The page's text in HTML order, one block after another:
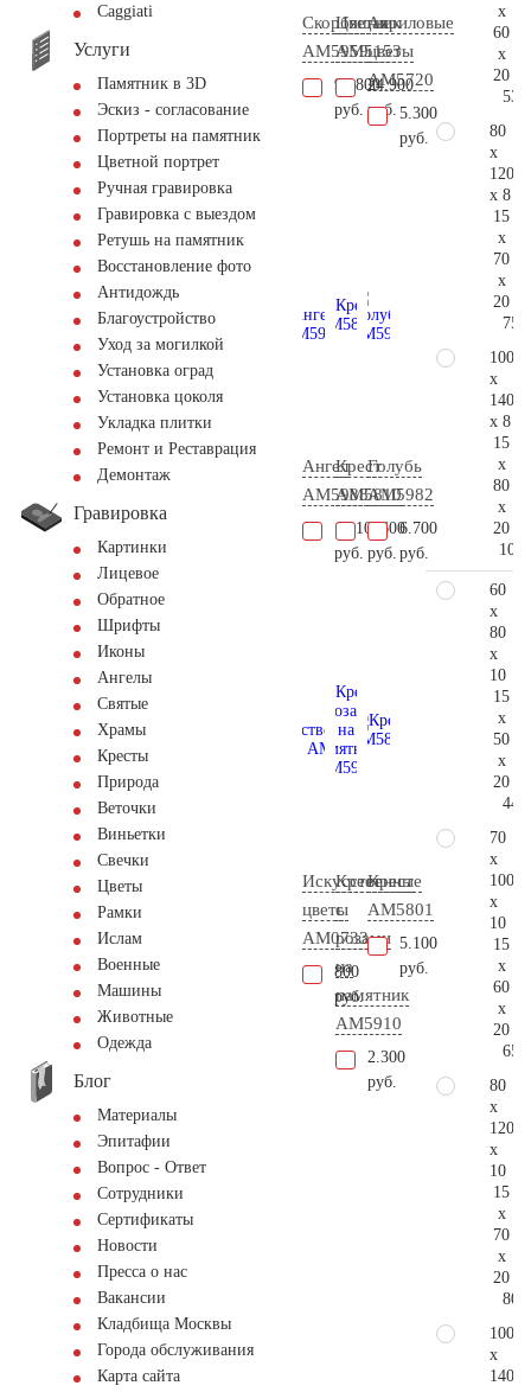
Сaggiati
Услуги
Памятник в 3D
Эскиз - согласование
Портреты на памятник
Цветной портрет
Ручная гравировка
Гравировка с выездом
Ретушь на памятник
Восстановление фото
Антидождь
Благоустройство
Уход за могилкой
Установка оград
Установка цоколя
Укладка плитки
Ремонт и Реставрация
Демонтаж
Гравировка
Картинки
Лицевое
Обратное
Шрифты
Иконы
Ангелы
Святые
Храмы
Кресты
Природа
Веточки
Виньетки
Свечки
Цветы
Рамки
Ислам
Военные
Машины
Животные
Одежда
Блог
Материалы
Эпитафии
Вопрос - Ответ
Сотрудники
Сертификаты
Новости
Пресса о нас
Вакансии
Кладбища Москвы
Города обслуживания
Карта сайта
Скорбящая
AM5959
95.800
руб.
Цветник
AM5153
24.900
руб.
Акриловые
цветы
AM5720
5.300
руб.
Ангел
AM5988
17.100
руб.
Крест
AM5810
8.600
руб.
Голубь
AM5982
6.700
руб.
Искусственные
цветы
AM0733
800
руб.
Крест
с
розами
на
памятник
AM5910
2.300
руб.
Крест
AM5801
5.100
руб.
x
60
x
20
80
x
120
x 8
15
x
70
x
20
100
x
140
x 8
15
x
80
x
20
60
x
80
x
10
15
x
50
x
20
70
x
100
x
10
15
x
60
x
20
80
x
120
x
10
15
x
70
x
20
100
x
140